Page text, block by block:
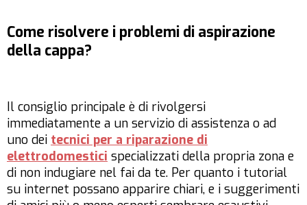
Come risolvere i problemi di aspirazione
della cappa?
Il consiglio principale è di rivolgersi
immediatamente a un servizio di assistenza o ad
uno dei tecnici per a riparazione di
elettrodomestici specializzati della propria zona e
di non indugiare nel fai da te. Per quanto i tutorial
su internet possano apparire chiari, e i suggerimenti